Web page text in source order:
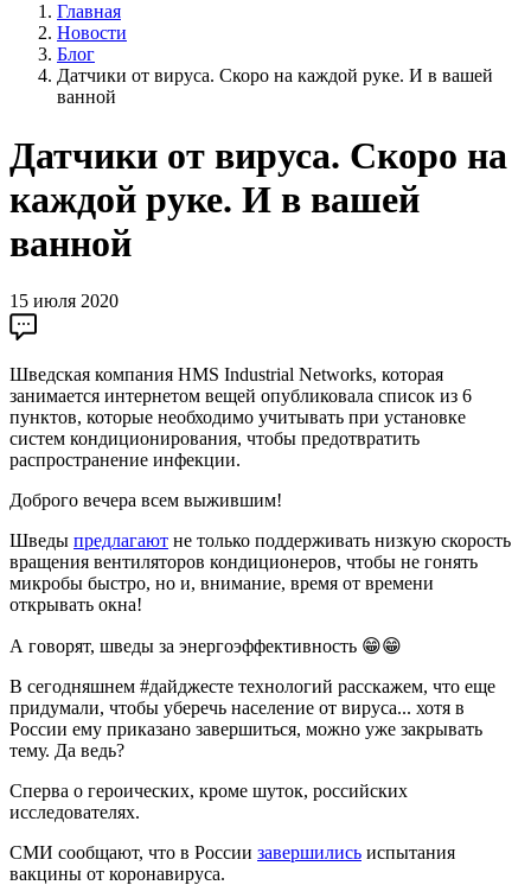
Главная
Новости
Блог
Датчики от вируса. Скоро на каждой руке. И в вашей
ванной
Датчики от вируса. Скоро на
каждой руке. И в вашей
ванной
15 июля 2020
Шведская компания HMS Industrial Networks, которая
занимается интернетом вещей опубликовала список из 6
пунктов, которые необходимо учитывать при установке
систем кондиционирования, чтобы предотвратить
распространение инфекции.
Доброго вечера всем выжившим!
Шведы предлагают не только поддерживать низкую скорость
вращения вентиляторов кондиционеров, чтобы не гонять
микробы быстро, но и, внимание, время от времени
открывать окна!
А говорят, шведы за энергоэффективность 😁😁
В сегодняшнем #дайджесте технологий расскажем, что еще
придумали, чтобы уберечь население от вируса... хотя в
России ему приказано завершиться, можно уже закрывать
тему. Да ведь?
Сперва о героических, кроме шуток, российских
исследователях.
СМИ сообщают, что в России завершились испытания
вакцины от коронавируса.